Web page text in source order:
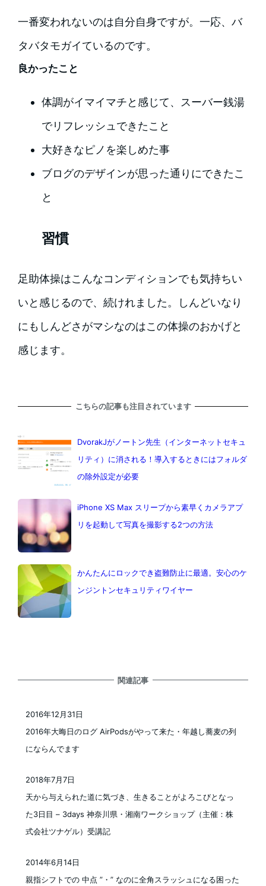
一番変われないのは自分自身ですが。一応、バ
タバタモガイているのです。
良かったこと
体調がイマイマチと感じて、スーバー銭湯
でリフレッシュできたこと
大好きなピノを楽しめた事
ブログのデザインが思った通りにできたこ
と
習慣
足助体操はこんなコンディションでも気持ちい
いと感じるので、続けれました。しんどいなり
にもしんどさがマシなのはこの体操のおかげと
感じます。
こちらの記事も注目されています
DvorakJがノートン先生（インターネットセキュ
リティ）に消される！導入するときにはフォルダ
の除外設定が必要
iPhone XS Max スリープから素早くカメラアプ
リを起動して写真を撮影する2つの方法
かんたんにロックでき盗難防止に最適。安心のケ
ンジントンセキュリティワイヤー
関連記事
2016年大晦日のログ AirPodsがやって来た・年越し蕎麦の列
にならんでます
2016年12月31日
天から与えられた道に気づき、生きることがよろこびとなっ
た3日目 – 3days 神奈川県・湘南ワークショップ（主催：株
式会社ツナゲル）受講記
2018年7月7日
親指シフトでの 中点 ”・” なのに全角スラッシュになる困った
投稿日
2014年6月14日